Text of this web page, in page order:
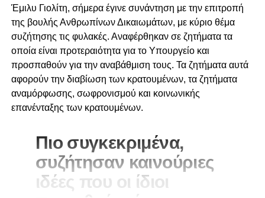
Έμιλυ Γιολίτη, σήμερα έγινε συνάντηση με την επιτροπή
της βουλής Ανθρωπίνων Δικαιωμάτων, με κύριο θέμα
συζήτησης τις φυλακές. Αναφέρθηκαν σε ζητήματα τα
οποία είναι προτεραιότητα για το Υπουργείο και
προσπαθούν για την αναβάθμιση τους. Τα ζητήματα αυτά
αφορούν την διαβίωση των κρατουμένων, τα ζητήματα
αναμόρφωσης, σωφρονισμού και κοινωνικής
επανένταξης των κρατουμένων.
Πιο συγκεκριμένα,
συζήτησαν καινούριες
ιδέες που οι ίδιοι